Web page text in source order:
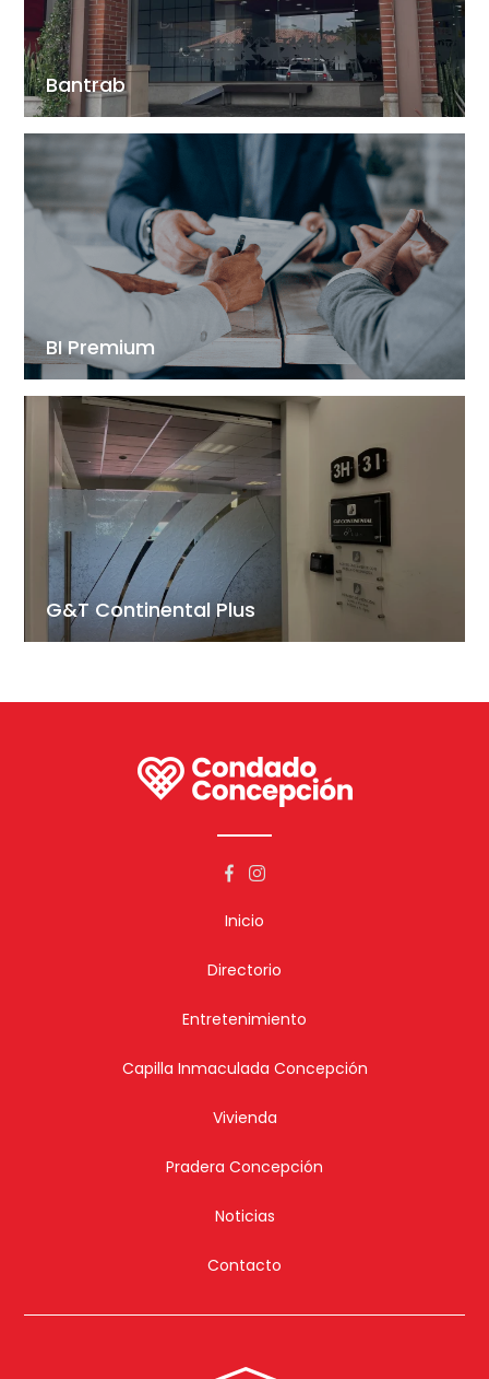
Bantrab
BI Premium
G&T Continental Plus
Inicio
Directorio
Entretenimiento
Capilla Inmaculada Concepción
Vivienda
Pradera Concepción
Noticias
Contacto